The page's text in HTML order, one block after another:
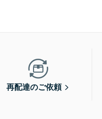
再配達のご依頼